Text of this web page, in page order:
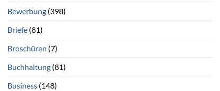
Bewerbung (398)
Briefe (81)
Broschüren (7)
Buchhaltung (81)
Business (148)